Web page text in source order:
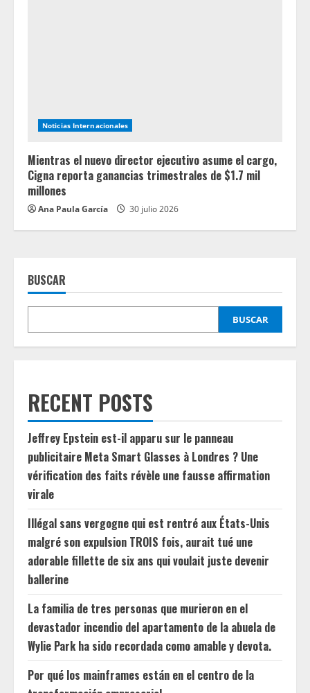
Noticias Internacionales
Mientras el nuevo director ejecutivo asume el cargo,
Cigna reporta ganancias trimestrales de $1.7 mil
millones
Ana Paula García 30 julio 2026
BUSCAR
BUSCAR
RECENT POSTS
Jeffrey Epstein est-il apparu sur le panneau
publicitaire Meta Smart Glasses à Londres ? Une
vérification des faits révèle une fausse affirmation
virale
Illégal sans vergogne qui est rentré aux États-Unis
malgré son expulsion TROIS fois, aurait tué une
adorable fillette de six ans qui voulait juste devenir
ballerine
La familia de tres personas que murieron en el
devastador incendio del apartamento de la abuela de
Wylie Park ha sido recordada como amable y devota.
Por qué los mainframes están en el centro de la